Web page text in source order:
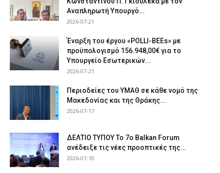
Αναπληρωτή Υπουργό...
2026-07-21
Έναρξη του έργου «POLLI-BEEs» με
προϋπολογισμό 156.948,00€ για το
Υπουργείο Εσωτερικών...
2026-07-21
Περιοδείες του ΥΜΑΘ σε κάθε νομό της
Μακεδονίας και της Θράκης...
2026-07-17
ΔΕΛΤΙΟ ΤΥΠΟΥ Το 7ο Balkan Forum
ανέδειξε τις νέες προοπτικές της...
2026-07-10